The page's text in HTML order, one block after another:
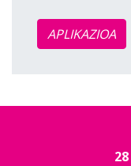
APLIKAZIOA